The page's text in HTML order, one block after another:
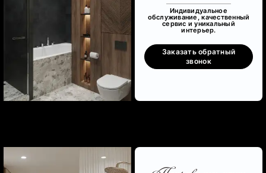
Индивидуальное
обслуживание, качественный
сервис и уникальный
интерьер.
Заказать обратный
звонок